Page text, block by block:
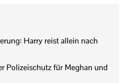
Harry reist allein nach
Polizeischutz für Meghan und